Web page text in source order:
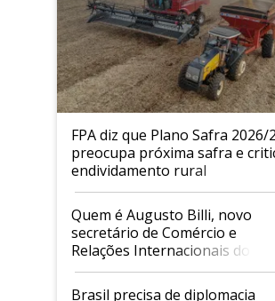
FPA diz que Plano Safra 2026/
preocupa próxima safra e
endividamento rural
Quem é Augusto Billi, novo
secretário de Comércio e
Relações Internacionais do
Mapa
Brasil precisa de diplomacia